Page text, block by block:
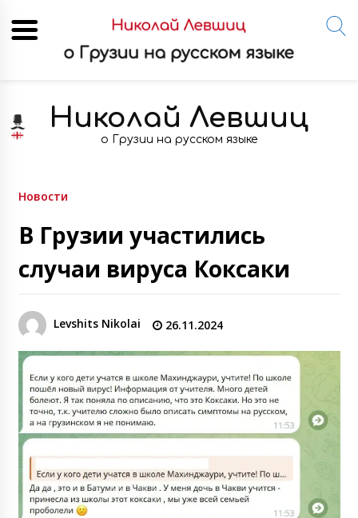
content
Николай Левшиц
о Грузии на русском языке
Новости
В Грузии участились
случаи вируса Коксаки
Levshits Nikolai 26.11.2024